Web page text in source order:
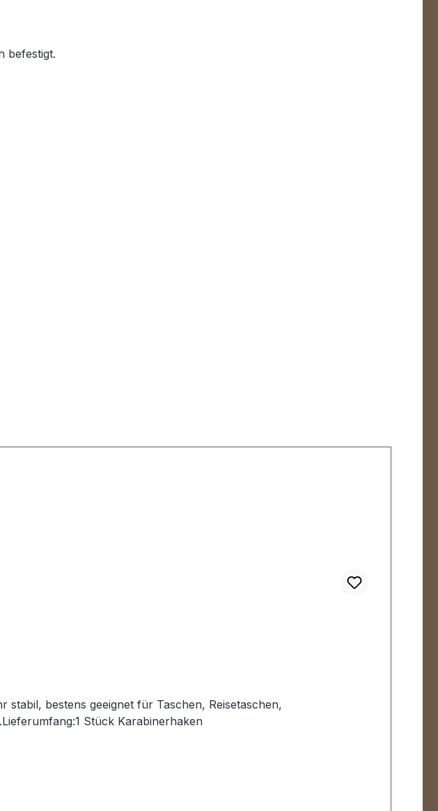
befestigt.
stabil, bestens geeignet für Taschen, Reisetaschen,
Stück Karabinerhaken